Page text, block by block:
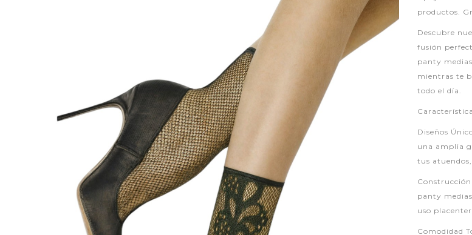
productos.
Descubre
fusión
panty
mientras te
todo el día.
Diseños
una amplia
tus
panty
uso
Comodidad